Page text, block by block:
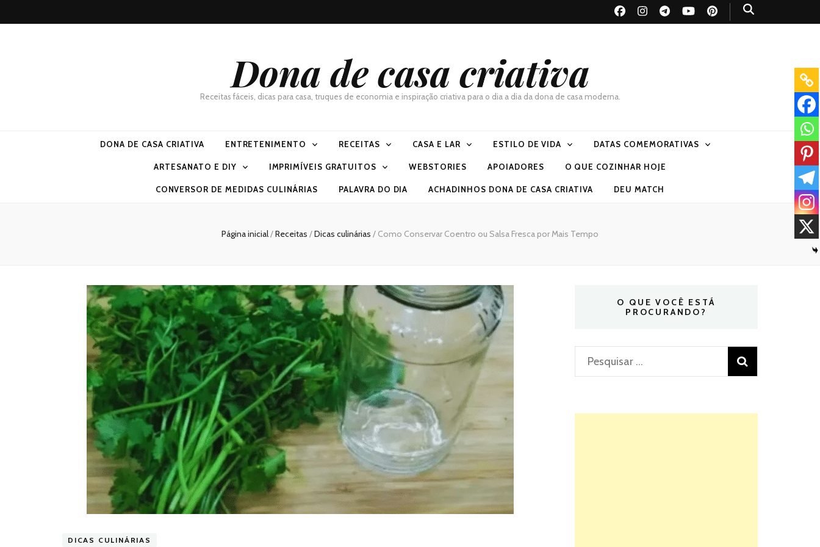
Dona de casa criativa
Receitas fáceis, dicas para casa, truques de economia e inspiração criativa para o dia a dia da dona de casa moderna.
DONA DE CASA CRIATIVA ENTRETENIMENTO RECEITAS CASA E LAR ESTILO DE VIDA DATAS COMEMORATIVAS
ARTESANATO E DIY IMPRIMÍVEIS GRATUITOS WEBSTORIES APOIADORES O QUE COZINHAR HOJE
CONVERSOR DE MEDIDAS CULINÁRIAS PALAVRA DO DIA ACHADINHOS DONA DE CASA CRIATIVA DEU MATCH
Página inicial/Receitas /Dicas culinárias / Como Conservar Coentro ou Salsa Fresca por Mais Tempo
DICAS CULINÁRIAS
O QUE VOCÊ ESTÁ
PROCURANDO?
Pesquisar
por: